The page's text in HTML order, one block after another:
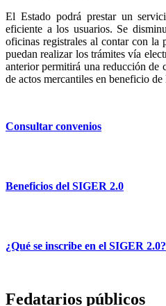
El Estado podrá prestar un
eficiente a los usuarios. Se
oficinas registrales al contar con la
puedan realizar los trámites vía
anterior permitirá una reducción de
de actos mercantiles en beneficio de
Consultar convenios
Beneficios del SIGER 2.0
¿Qué se inscribe en el SIGER 2.0?
Fedatarios públicos